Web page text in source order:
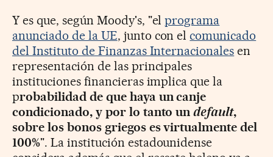
Y es que, según Moody's, "elprograma
anunciado de la UE, junto con elcomunicado
del Instituto de Finanzas Internacionales en
representación de las principales
instituciones financieras implica que la
probabilidad de que haya un canje
condicionado, y por lo tanto undefault,
sobre los bonos griegos es virtualmente del
100%". La institución estadounidense